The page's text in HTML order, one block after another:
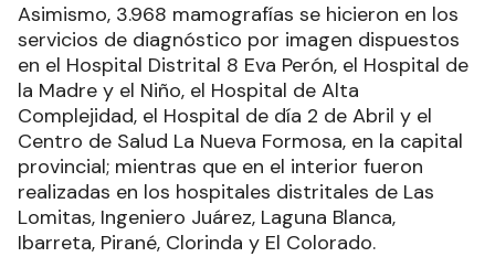
Asimismo, 3.968 mamografías se hicieron en los
servicios de diagnóstico por imagen dispuestos
en el Hospital Distrital 8 Eva Perón, el Hospital de
la Madre y el Niño, el Hospital de Alta
Complejidad, el Hospital de día 2 de Abril y el
Centro de Salud La Nueva Formosa, en la capital
provincial; mientras que en el interior fueron
realizadas en los hospitales distritales de Las
Lomitas, Ingeniero Juárez, Laguna Blanca,
Ibarreta, Pirané, Clorinda y El Colorado.